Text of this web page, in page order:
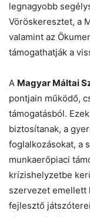
legnagyobb
Vöröskeresztet, a
valamint az
támogathatják a
A Magyar Máltai
pontjain működő,
támogatásból.
biztosítanak, a
foglalkozásokat, a
munkaerőpiaci
krízishelyzetbe
szervezet emellett
fejlesztő